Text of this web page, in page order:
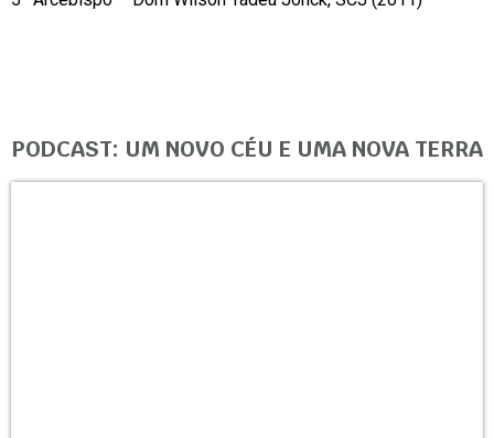
PODCAST: UM NOVO CÉU E UMA NOVA TERRA